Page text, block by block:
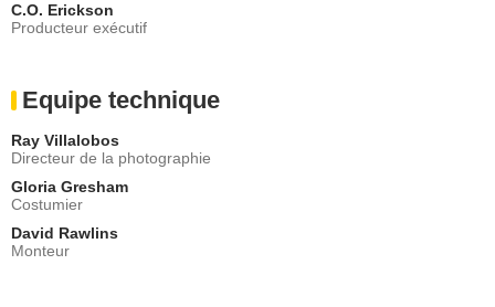
C.O. Erickson
Producteur exécutif
Equipe technique
Ray Villalobos
Directeur de la photographie
Gloria Gresham
Costumier
David Rawlins
Monteur